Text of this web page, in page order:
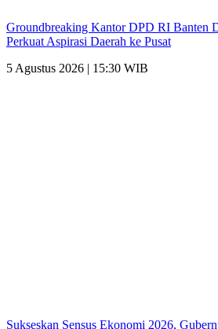
Groundbreaking Kantor DPD RI Banten
Perkuat Aspirasi Daerah ke Pusat
5 Agustus 2026 | 15:30 WIB
Sukseskan Sensus Ekonomi 2026,